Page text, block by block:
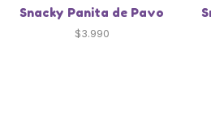
Snacky Panita de Pavo
$3.990